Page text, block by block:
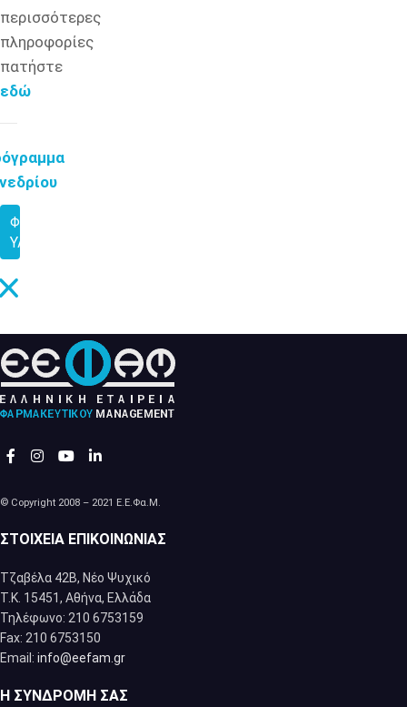
περισσότερες
πληροφορίες
πατήστε
εδώ
ΦΩΤΟΓΡΑΦΙΚΌ
ΥΛΙΚΌ
© Copyright 2008 – 2021 Ε.Ε.Φα.Μ.
ΣΤΟΙΧΕΊΑ ΕΠΙΚΟΙΝΩΝΊΑΣ
Τζαβέλα 42Β, Νέο Ψυχικό
Τ.Κ. 15451, Αθήνα, Eλλάδα
Τηλέφωνο: 210 6753159
Fax: 210 6753150
Email: info@eefam.gr
Η ΣΥΝΔΡΟΜΉ ΣΑΣ